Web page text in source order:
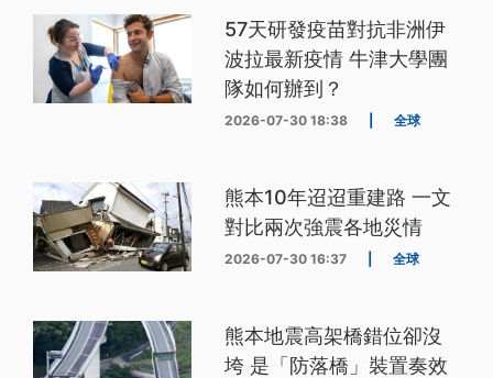
57天研發疫苗對抗非洲伊
波拉最新疫情 牛津大學團
隊如何辦到？
2026-07-30 18:38 全球
熊本10年迢迢重建路 一文
對比兩次強震各地災情
2026-07-30 16:37 全球
熊本地震高架橋錯位卻沒
垮 是「防落橋」裝置奏效